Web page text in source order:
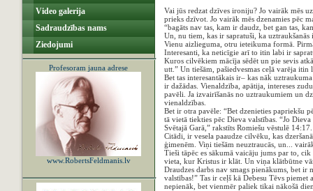
Video galerija
Sadraudzības nams
Ziedojumi
Profesoram jauna adrese
www.RobertsFeldmanis.lv
Vai jūs redzat dzīves ironiju? Jo vairāk mēs
prieks dzīvot. Jo vairāk mēs dzenamies pēc
“bagāts nav tas, kam ir daudz, bet gan tas,
Un, nu tiem, kas ir sapratuši, ka
Vienu aizlieguma, otru ieteikuma formā.
Interesanti, ka neticīgie arī to itin labi ir
Kuros cilvēkiem mācīja sēdēt un pie sevis
utt.” Un tiešām, pašiedvesmas ceļā varēja
Bet tas interesantākais ir– kas nāk
ir dažādas. Vienaldzība, apātija, intereses
pavēli. Ja izvairīšanās no uztraukumiem un
vienaldzības.
Bet ir otra pavēle: “Bet dzenieties papriekšu
tā vietā tiekties pēc Dieva valstības. “Jo
Svētajā Garā,” rakstīts Romiešu vēstulē
Citādi, ir vesela paaudze cilvēku, kas
ģimenēm. Viņi tiešām neuztraucās, un...
Tieši tāpēc es sākumā vaicāju jums par to,
vieta, kur Kristus ir klāt. Un viņa klātbūtne
Draudzes darbs nav smags pienākums, bet ir
valstības!” Tas ir ceļš kā Debesu Tēvs piemet
nepienāk, bet vienmēr paliek tikai nākošā